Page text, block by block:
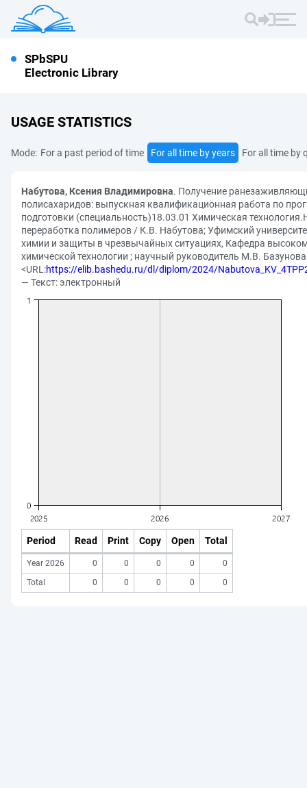
SPbSPU
Electronic Library
USAGE STATISTICS
Mode: For a past period of time For all time by years For all time by
Набутова, Ксения Владимировна. Получение
полисахаридов: выпускная квалификационная работа по
подготовки (специальность)18.03.01 Химическая
переработка полимеров / К.В. Набутова; Уфимский
химии и защиты в чрезвычайных ситуациях, Кафедра
химической технологии ; научный руководитель М.В.
<URL:https://elib.bashedu.ru/dl/diplom/2024/
— Текст: электронный
Period Read Print Copy Open Total
Year 2026 0 0 0 0
0
Total
0 0 0 0 0